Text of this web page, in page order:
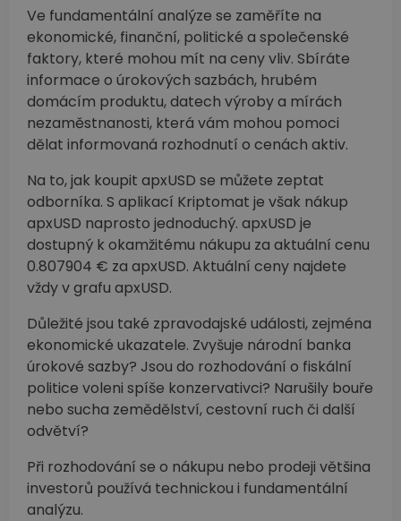
Ve fundamentální analýze se zaměříte na
ekonomické, finanční, politické a společenské
faktory, které mohou mít na ceny vliv. Sbíráte
informace o úrokových sazbách, hrubém
domácím produktu, datech výroby a mírách
nezaměstnanosti, která vám mohou pomoci
dělat informovaná rozhodnutí o cenách aktiv.
Na to, jak koupit apxUSD se můžete zeptat
odborníka. S aplikací Kriptomat je však nákup
apxUSD naprosto jednoduchý. apxUSD je
dostupný k okamžitému nákupu za aktuální cenu
0.807904 € za apxUSD. Aktuální ceny najdete
vždy v grafu apxUSD.
Důležité jsou také zpravodajské události, zejména
ekonomické ukazatele. Zvyšuje národní banka
úrokové sazby? Jsou do rozhodování o fiskální
politice voleni spíše konzervativci? Narušily bouře
nebo sucha zemědělství, cestovní ruch či další
odvětví?
Při rozhodování se o nákupu nebo prodeji většina
investorů používá technickou i fundamentální
analýzu.